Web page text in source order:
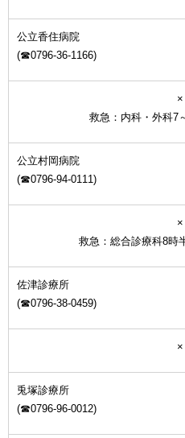
公立香住病院
(☎0796-36-1166)
×
救急：内科・外科
公立村岡病院
(☎0796-94-0111)
×
救急：総合診療科8
佐津診療所
(☎0796-38-0459)
×
兎塚診療所
(☎0796-96-0012)